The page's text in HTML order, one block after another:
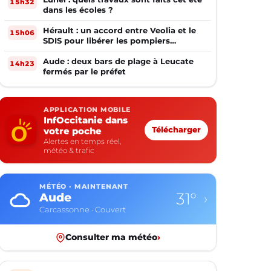
dans les écoles ?
15h06
Hérault : un accord entre Veolia et le
SDIS pour libérer les pompiers
volontaires
14h23
Aude : deux bars de plage à Leucate
fermés par le préfet
APPLICATION MOBILE
InfOccitanie dans
votre poche
Alertes en temps réel,
météo & trafic
Télécharger
MÉTÉO · MAINTENANT
Aude
Carcassonne · Couvert
31° ›
Consulter ma météo›